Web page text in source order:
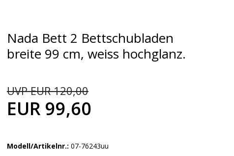
Nada Bett 2 Bettschubladen
breite 99 cm, weiss hochglanz.
EUR 99,60
UVP EUR 120,00
Modell/Artikelnr.: 07-76243uu